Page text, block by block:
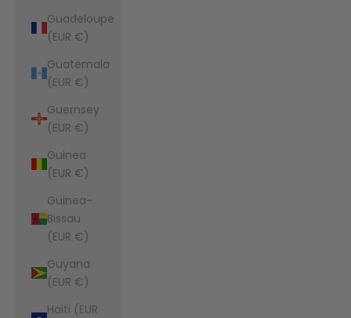
Guadeloupe
(EUR €)
Guatemala
(EUR €)
Guernsey
(EUR €)
Guinea
(EUR €)
Guinea-
Bissau
(EUR €)
Guyana
(EUR €)
Haiti (EUR